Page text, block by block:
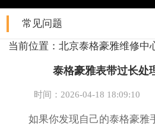
常见问题
当前位置： 北京泰格豪雅维修中
泰格豪雅表带过长处
时间：2026-04-18 18:09:10
如果你发现自己的泰格豪雅